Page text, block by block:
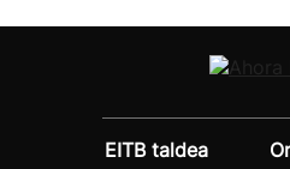
EITB taldea